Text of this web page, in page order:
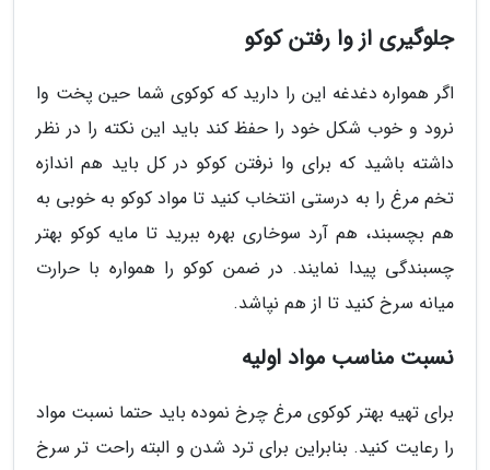
جلوگیری از وا رفتن کوکو
اگر همواره دغدغه این را دارید که کوکوی شما حین پخت وا
نرود و خوب شکل خود را حفظ کند باید این نکته را در نظر
داشته باشید که برای وا نرفتن کوکو در کل باید هم اندازه
تخم مرغ را به درستی انتخاب کنید تا مواد کوکو به خوبی به
هم بچسبند، هم آرد سوخاری بهره ببرید تا مایه کوکو بهتر
چسبندگی پیدا نمایند. در ضمن کوکو را همواره با حرارت
میانه سرخ کنید تا از هم نپاشد.
نسبت مناسب مواد اولیه
برای تهیه بهتر کوکوی مرغ چرخ نموده باید حتما نسبت مواد
را رعایت کنید. بنابراین برای ترد شدن و البته راحت تر سرخ